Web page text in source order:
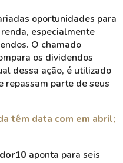
oportunidades para
especialmente
O chamado
os dividendos
dessa ação, é utilizado
repassam parte de seus
têm data com em abril;
aponta para seis